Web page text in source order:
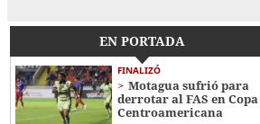
EN PORTADA
FINALIZÓ
Motagua sufrió para
derrotar al FAS en Copa
Centroamericana